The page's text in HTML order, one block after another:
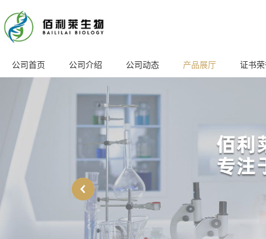
公司首页 公司介绍 公司动态 产品展厅 证书